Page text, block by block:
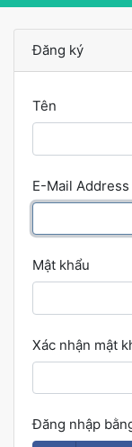
Đăng ký
Tên
E-Mail Address
Mật khẩu
Xác nhận mật
Đăng nhập